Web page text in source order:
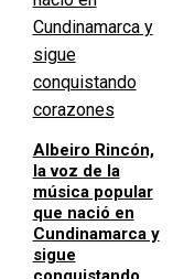
Albeiro Rincón,
la voz de la
música popular
que nació en
Cundinamarca y
sigue